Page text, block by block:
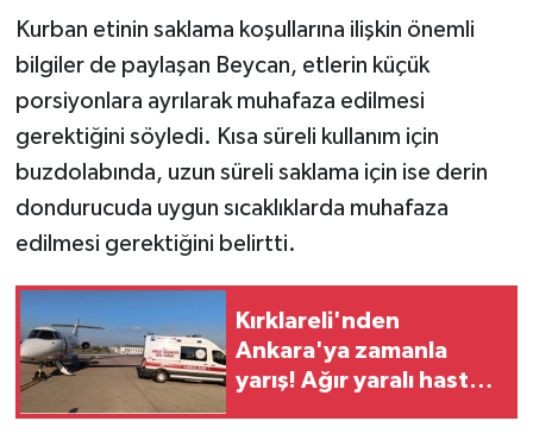
Kurban etinin saklama koşullarına ilişkin önemli
bilgiler de paylaşan Beycan, etlerin küçük
porsiyonlara ayrılarak muhafaza edilmesi
gerektiğini söyledi. Kısa süreli kullanım için
buzdolabında, uzun süreli saklama için ise derin
dondurucuda uygun sıcaklıklarda muhafaza
edilmesi gerektiğini belirtti.
Kırklareli'nden
Ankara'ya zamanla
yarış! Ağır yaralı hasta